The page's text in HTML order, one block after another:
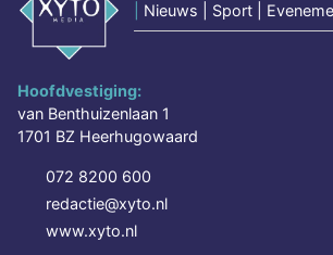
Nieuws | Sport |
Hoofdvestiging:
van Benthuizenlaan 1
1701 BZ Heerhugowaard
072 8200 600
redactie@xyto.nl
www.xyto.nl